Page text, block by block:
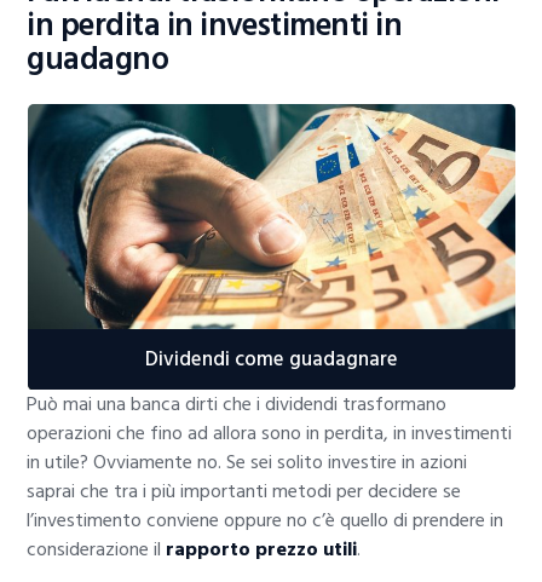
in perdita in investimenti in
guadagno
Dividendi come guadagnare
Può mai una banca dirti che i dividendi trasformano
operazioni che fino ad allora sono in perdita, in investimenti
in utile? Ovviamente no. Se sei solito investire in azioni
saprai che tra i più importanti metodi per decidere se
l’investimento conviene oppure no c’è quello di prendere in
considerazione il rapporto prezzo utili.